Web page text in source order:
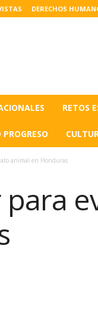
DERECHOS
RETOS
PROGRESO
animal en Honduras
para